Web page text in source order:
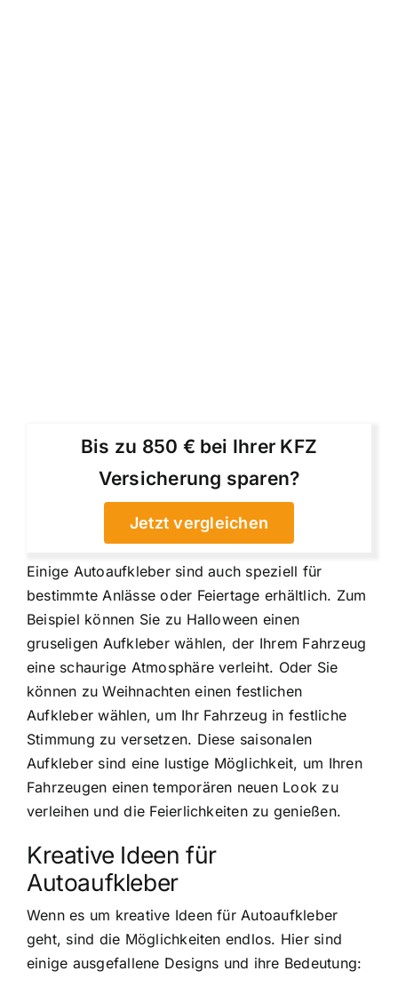
Bis zu 850 € bei Ihrer KFZ
Versicherung sparen?
Jetzt vergleichen
Einige Autoaufkleber sind auch speziell für
bestimmte Anlässe oder Feiertage erhältlich. Zum
Beispiel können Sie zu Halloween einen
gruseligen Aufkleber wählen, der Ihrem Fahrzeug
eine schaurige Atmosphäre verleiht. Oder Sie
können zu Weihnachten einen festlichen
Aufkleber wählen, um Ihr Fahrzeug in festliche
Stimmung zu versetzen. Diese saisonalen
Aufkleber sind eine lustige Möglichkeit, um Ihren
Fahrzeugen einen temporären neuen Look zu
verleihen und die Feierlichkeiten zu genießen.
Kreative Ideen für
Autoaufkleber
Wenn es um kreative Ideen für Autoaufkleber
geht, sind die Möglichkeiten endlos. Hier sind
einige ausgefallene Designs und ihre Bedeutung: